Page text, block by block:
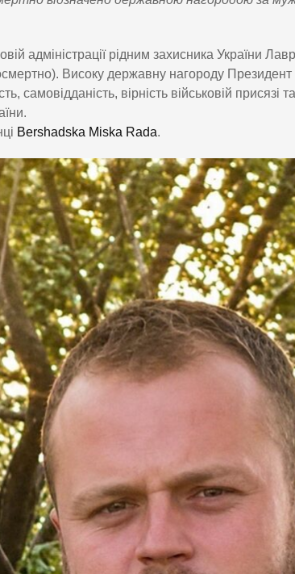
адміністрації рідним захисника України
Високу державну нагороду Президент
самовідданість, вірність військовій присязі
Bershadska Miska Rada.